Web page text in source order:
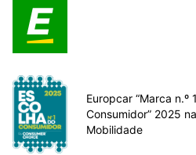
Europcar “Marca n.º
Consumidor” 2025
Mobilidade